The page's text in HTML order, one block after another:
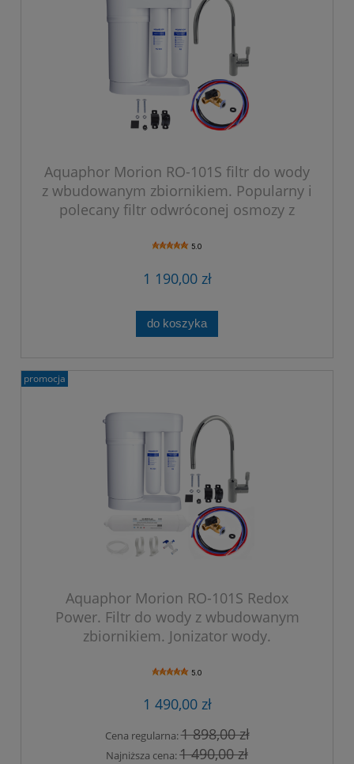
Aquaphor Morion RO-101S filtr do wody
z wbudowanym zbiornikiem. Popularny i
polecany filtr odwróconej osmozy z
5.0
1 190,00 zł
do koszyka
Aquaphor Morion RO-101S Redox
Power. Filtr do wody z wbudowanym
zbiornikiem. Jonizator wody.
5.0
1 490,00 zł
Cena regularna:1 898,00 zł
Najniższa cena:1 490,00 zł
promocja